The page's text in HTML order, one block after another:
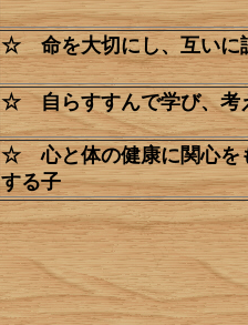
☆ 命を大切にし、互いに
☆ 自らすすんで学び、考
☆ 心と体の健康に関心を
する子